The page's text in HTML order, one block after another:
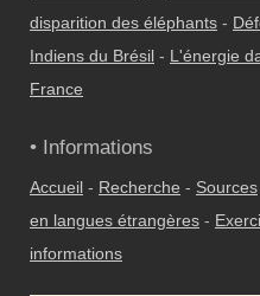
disparition des éléphants -
Indiens du Brésil - L'énergie
France
• Informations
Accueil - Recherche - Sources
en langues étrangères -
informations